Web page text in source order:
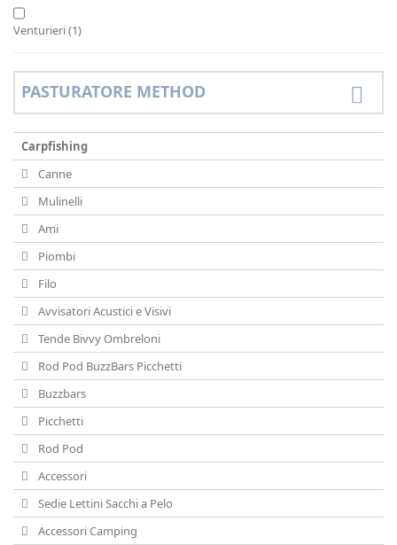
Venturieri(1)
PASTURATORE METHOD
Carpfishing
Canne
Mulinelli
Ami
Piombi
Filo
Avvisatori Acustici e Visivi
Tende Bivvy Ombreloni
Rod Pod BuzzBars Picchetti
Buzzbars
Picchetti
Rod Pod
Accessori
Sedie Lettini Sacchi a Pelo
Accessori Camping